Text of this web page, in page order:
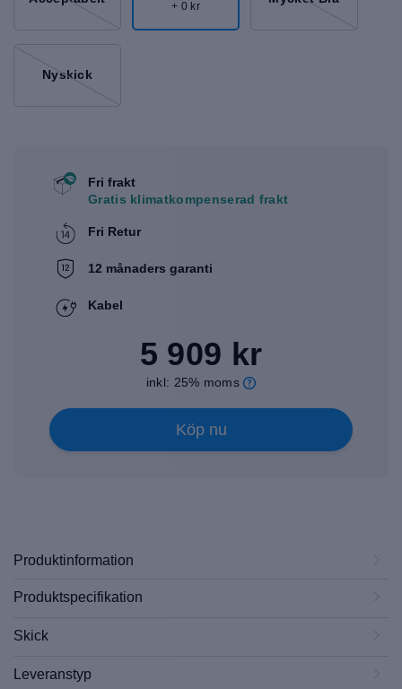
+ 0 kr
Nyskick
Fri frakt
Gratis klimatkompenserad frakt
Fri Retur
12 månaders garanti
Kabel
5 909 kr
inkl: 25% moms
Köp nu
Produktinformation
Produktspecifikation
Skick
Leveranstyp